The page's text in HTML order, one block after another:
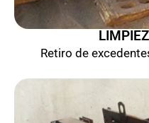
Retiro de